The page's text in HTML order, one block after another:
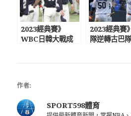
2023經典賽》
WBC日韓大戰成
2023經典賽
隊逆轉古巴
作者:
SPORT598體育